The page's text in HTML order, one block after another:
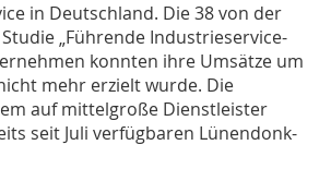
in Deutschland. Die 38 von der
„Führende Industrieservice-
konnten ihre Umsätze um
mehr erzielt wurde. Die
auf mittelgroße Dienstleister
seit Juli verfügbaren Lünendonk-